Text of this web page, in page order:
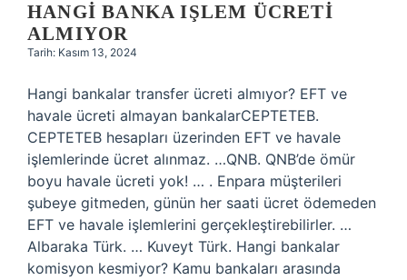
HANGI BANKA IŞLEM ÜCRETI
ALMIYOR
Tarih: Kasım 13, 2024
Hangi bankalar transfer ücreti almıyor? EFT ve
havale ücreti almayan bankalarCEPTETEB.
CEPTETEB hesapları üzerinden EFT ve havale
işlemlerinde ücret alınmaz. …QNB. QNB’de ömür
boyu havale ücreti yok! … . Enpara müşterileri
şubeye gitmeden, günün her saati ücret ödemeden
EFT ve havale işlemlerini gerçekleştirebilirler. …
Albaraka Türk. … Kuveyt Türk. Hangi bankalar
komisyon kesmiyor? Kamu bankaları arasında